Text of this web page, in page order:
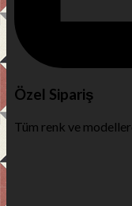
Özel Sipariş
Tüm renk ve